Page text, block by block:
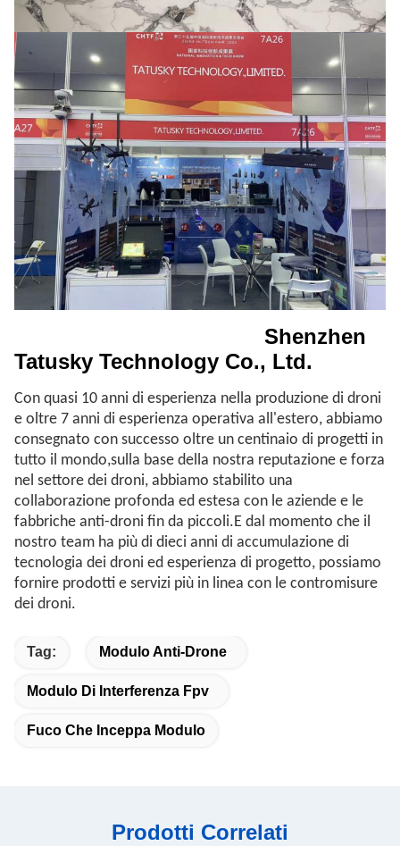
Shenzhen
Tatusky Technology Co., Ltd.
Con quasi 10 anni di esperienza nella produzione di droni
e oltre 7 anni di esperienza operativa all'estero, abbiamo
consegnato con successo oltre un centinaio di progetti in
tutto il mondo,sulla base della nostra reputazione e forza
nel settore dei droni, abbiamo stabilito una
collaborazione profonda ed estesa con le aziende e le
fabbriche anti-droni fin da piccoli.E dal momento che il
nostro team ha più di dieci anni di accumulazione di
tecnologia dei droni ed esperienza di progetto, possiamo
fornire prodotti e servizi più in linea con le contromisure
dei droni.
Tag: Modulo Anti-Drone
Modulo Di Interferenza Fpv
Fuco Che Inceppa Modulo
Prodotti Correlati